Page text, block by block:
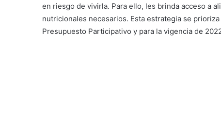
en riesgo de vivirla. Para ello, les brinda acceso a
nutricionales necesarios. Esta estrategia se
Presupuesto Participativo y para la vigencia de